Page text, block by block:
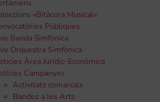
«Bitàcora Musical»
Públiques
Banda Simfònica
Orquestra Simfònica
Àrea Jurídic-Econòmica
Campanyes
Activitats comarcals
Bandes a les Arts